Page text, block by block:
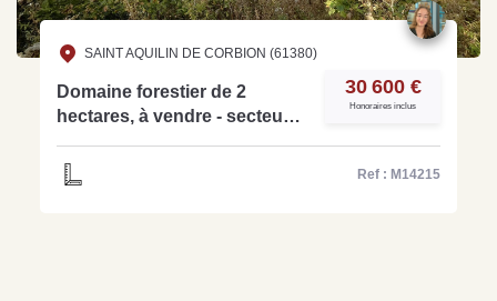
SAINT AQUILIN DE CORBION (61380)
Domaine forestier de 2
hectares, à vendre - secteur
Soligny la Trappe, Réf
M14215
30 600 €
Honoraires inclus
Ref : M14215